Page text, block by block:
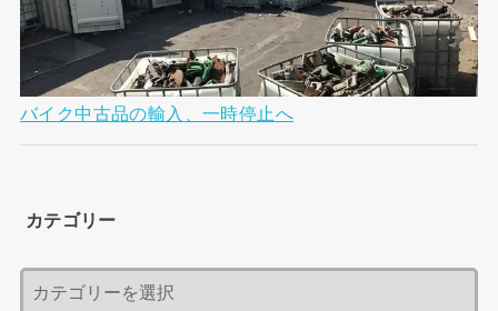
バイク中古品の輸入、一時停止へ
カテゴリー